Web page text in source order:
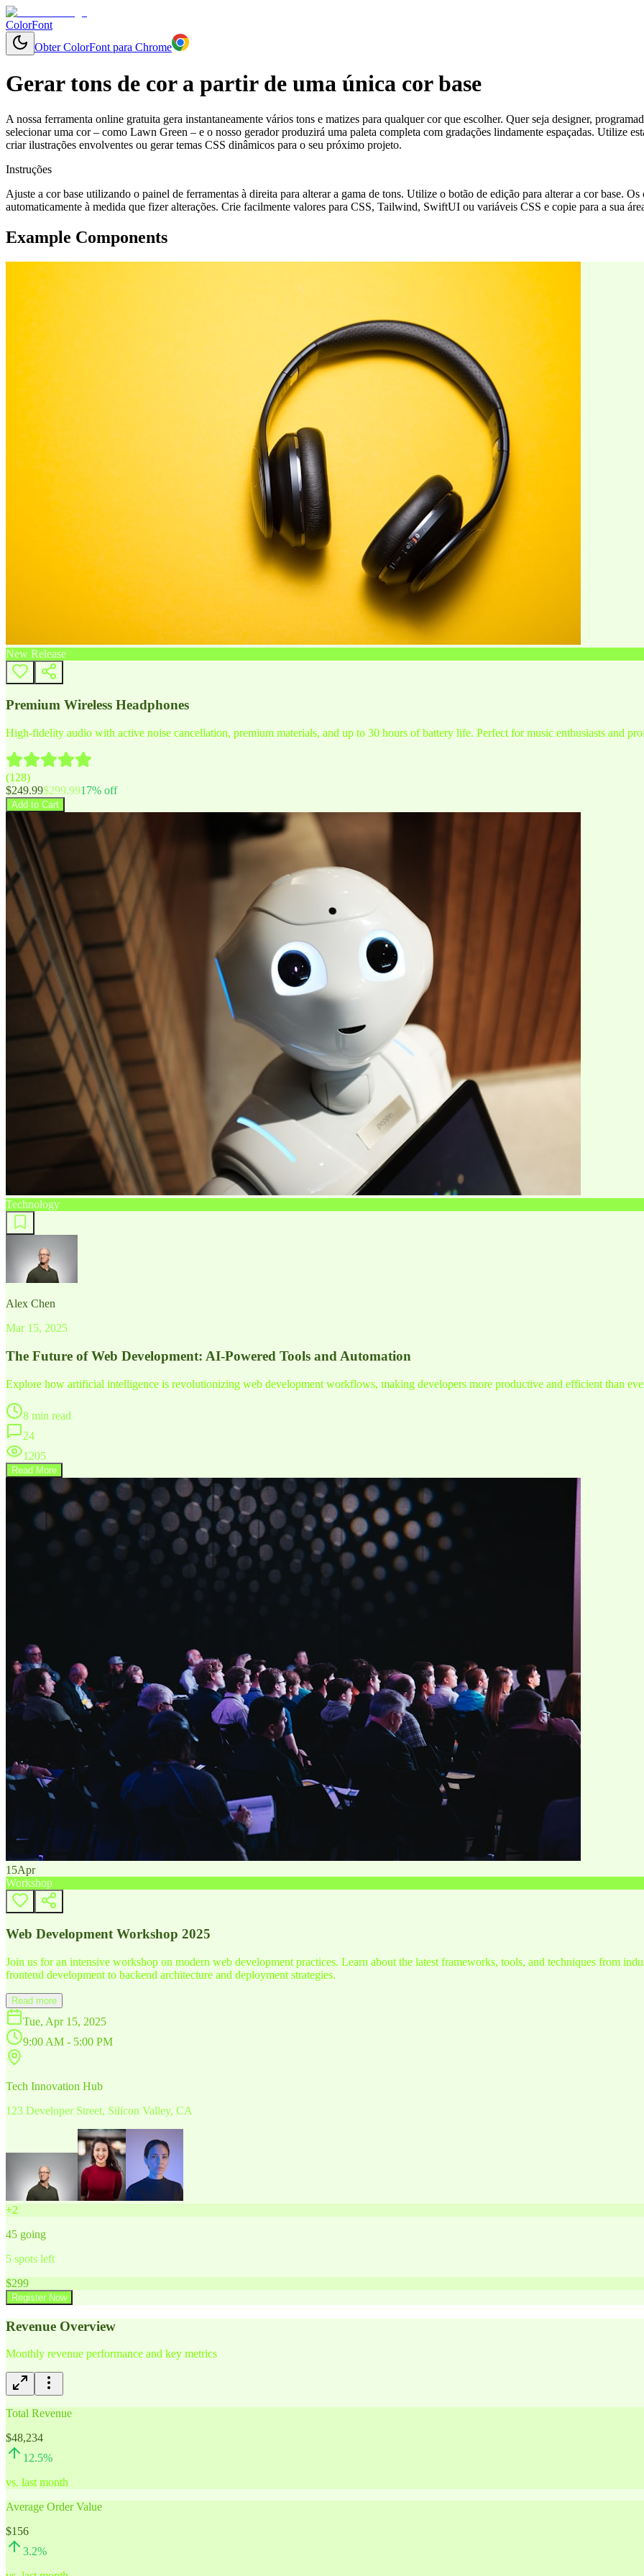
ColorFont
Obter ColorFont para Chrome
Gerar tons de cor a partir de uma única cor base
A nossa ferramenta online gratuita gera instantaneamente vários tons e matizes para qualquer cor que escolher. Quer seja designer,
selecionar uma cor – como Lawn Green – e o nosso gerador produzirá uma paleta completa com gradações lindamente espaçadas. Utilize
criar ilustrações envolventes ou gerar temas CSS dinâmicos para o seu próximo projeto.
Instruções
Ajuste a cor base utilizando o painel de ferramentas à direita para alterar a gama de tons. Utilize o botão de edição para alterar a cor base.
automaticamente à medida que fizer alterações. Crie facilmente valores para CSS, Tailwind, SwiftUI ou variáveis CSS e copie para a sua
Example Components
New Release
Premium Wireless Headphones
High-fidelity audio with active noise cancellation, premium materials, and up to 30 hours of battery life. Perfect for music enthusiasts and
(128)
$249.99$299.9917% off
Add to Cart
Technology
Alex Chen
Mar 15, 2025
The Future of Web Development: AI-Powered Tools and Automation
Explore how artificial intelligence is revolutionizing web development workflows, making developers more productive and efficient than
8 min read
24
1205
Read More
15Apr
Workshop
Web Development Workshop 2025
Join us for an intensive workshop on modern web development practices. Learn about the latest frameworks, tools, and techniques from
frontend development to backend architecture and deployment strategies.
Read more
Tue, Apr 15, 2025
9:00 AM - 5:00 PM
Tech Innovation Hub
123 Developer Street, Silicon Valley, CA
+2
45 going
5 spots left
$299
Register Now
Revenue Overview
Monthly revenue performance and key metrics
Total Revenue
$48,234
12.5%
vs. last month
Average Order Value
$156
3.2%